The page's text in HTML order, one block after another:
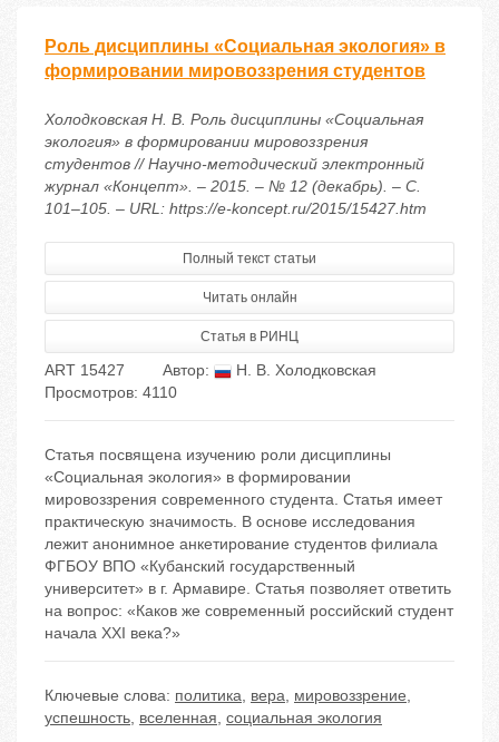
Роль дисциплины «Социальная экология» в
формировании мировоззрения студентов
Холодковская Н. В. Роль дисциплины «Социальная
экология» в формировании мировоззрения
студентов // Научно-методический электронный
журнал «Концепт». – 2015. – № 12 (декабрь). – С.
101–105. – URL: https://e-koncept.ru/2015/15427.htm
Полный текст статьи
Читать онлайн
Статья в РИНЦ
ART 15427 Автор:
Н. В. Холодковская
Просмотров: 4110
Статья посвящена изучению роли дисциплины
«Социальная экология» в формировании
мировоззрения современного студента. Статья имеет
практическую значимость. В основе исследования
лежит анонимное анкетирование студентов филиала
ФГБОУ ВПО «Кубанский государственный
университет» в г. Армавире. Статья позволяет ответить
на вопрос: «Каков же современный российский студент
начала XXI века?»
Ключевые слова: политика, вера, мировоззрение,
успешность, вселенная, социальная экология